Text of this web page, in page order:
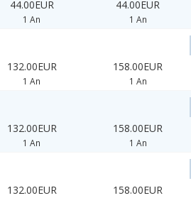
44.00EUR
1 An
44.00EUR
1 An
132.00EUR
1 An
158.00EUR
1 An
132.00EUR
1 An
158.00EUR
1 An
132.00EUR 158.00EUR